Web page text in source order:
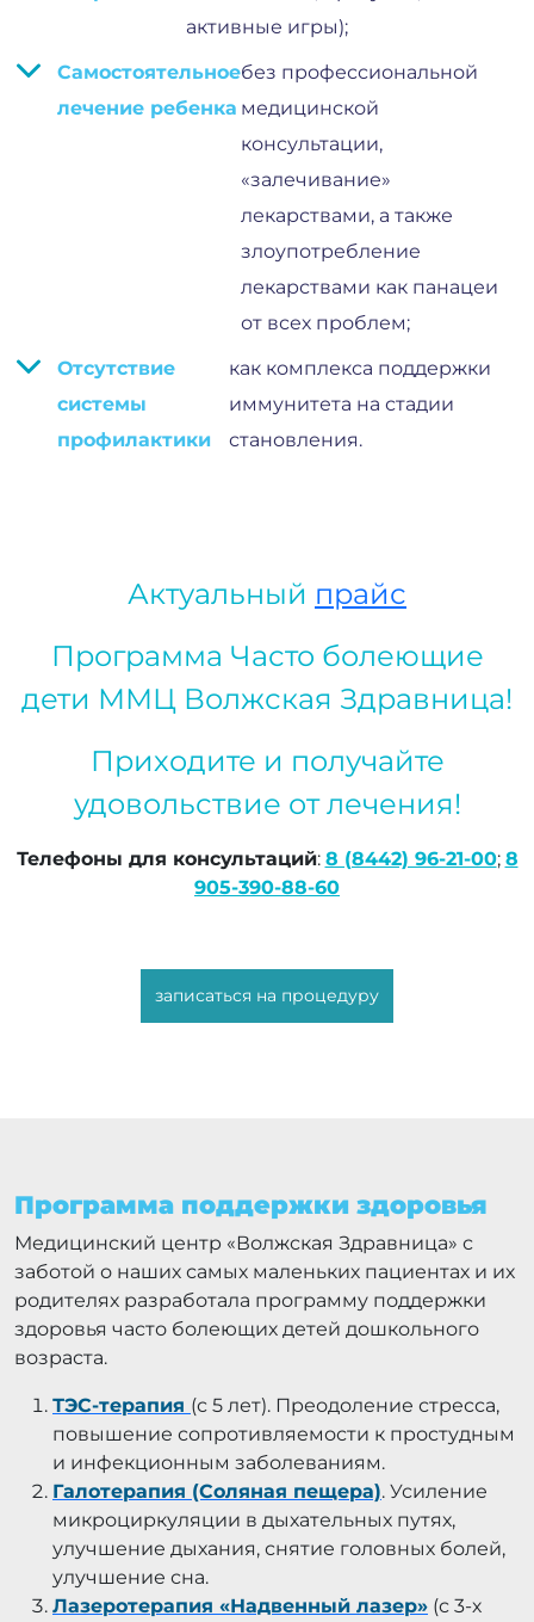
активные игры);
Самостоятельное
лечение ребенка
без профессиональной
медицинской
консультации,
«залечивание»
лекарствами, а также
злоупотребление
лекарствами как панацеи
от всех проблем;
Отсутствие
системы
профилактики
как комплекса поддержки
иммунитета на стадии
становления.
Актуальный прайс
Программа Часто болеющие
дети ММЦ Волжская Здравница!
Приходите и получайте
удовольствие от лечения!
Телефоны для консультаций: 8 (8442) 96-21-00; 8
905-390-88-60
записаться на процедуру
Программа поддержки здоровья
Медицинский центр «Волжская Здравница» с
заботой о наших самых маленьких пациентах и их
родителях разработала программу поддержки
здоровья часто болеющих детей дошкольного
возраста.
ТЭС-терапия (с 5 лет). Преодоление стресса,
повышение сопротивляемости к простудным
и инфекционным заболеваниям.
Галотерапия (Соляная пещера). Усиление
микроциркуляции в дыхательных путях,
улучшение дыхания, снятие головных болей,
улучшение сна.
Лазеротерапия «Надвенный лазер» (с 3-х